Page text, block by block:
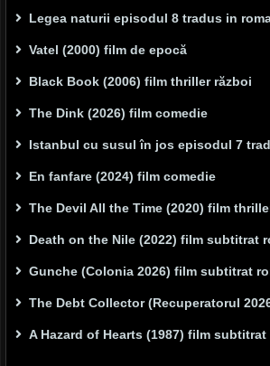
Legea naturii episodul 8 tradus in
Vatel (2000) film de epocă
Black Book (2006) film thriller război
The Dink (2026) film comedie
Istanbul cu susul în jos episodul 7
En fanfare (2024) film comedie
The Devil All the Time (2020) film
Death on the Nile (2022) film subtitrat
Gunche (Colonia 2026) film subtitrat
The Debt Collector (Recuperatorul
A Hazard of Hearts (1987) film subtitrat